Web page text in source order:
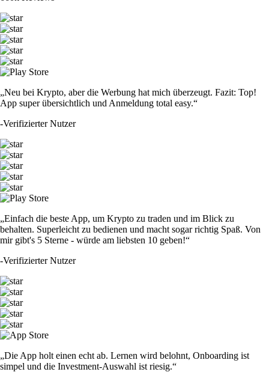
„Neu bei Krypto, aber die Werbung hat mich überzeugt. Fazit: Top!
App super übersichtlich und Anmeldung total easy.“
-Verifizierter Nutzer
„Einfach die beste App, um Krypto zu traden und im Blick zu
behalten. Superleicht zu bedienen und macht sogar richtig Spaß. Von
mir gibt's 5 Sterne - würde am liebsten 10 geben!“
-Verifizierter Nutzer
„Die App holt einen echt ab. Lernen wird belohnt, Onboarding ist
simpel und die Investment-Auswahl ist riesig.“